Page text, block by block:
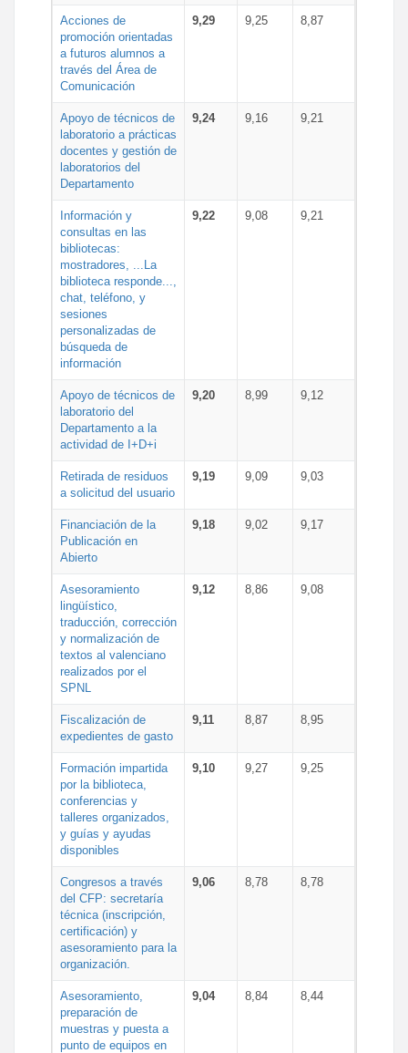
Acciones de
promoción orientadas
a futuros alumnos a
través del Área de
Comunicación
9,29 9,25 8,87
Apoyo de técnicos de
laboratorio a prácticas
docentes y gestión de
laboratorios del
Departamento
9,24 9,16 9,21
Información y
consultas en las
bibliotecas:
mostradores, ...La
biblioteca responde...,
chat, teléfono, y
sesiones
personalizadas de
búsqueda de
información
9,22 9,08 9,21
Apoyo de técnicos de
laboratorio del
Departamento a la
actividad de I+D+i
9,20 8,99 9,12
Retirada de residuos
a solicitud del usuario
9,19 9,09 9,03
Financiación de la
Publicación en
Abierto
9,18 9,02 9,17
Asesoramiento
lingüístico,
traducción, corrección
y normalización de
textos al valenciano
realizados por el
SPNL
9,12 8,86 9,08
Fiscalización de
expedientes de gasto
9,11 8,87 8,95
Formación impartida
por la biblioteca,
conferencias y
talleres organizados,
y guías y ayudas
disponibles
9,10 9,27 9,25
Congresos a través
del CFP: secretaría
técnica (inscripción,
certificación) y
asesoramiento para la
organización.
9,06 8,78 8,78
Asesoramiento,
preparación de
muestras y puesta a
punto de equipos en
9,04 8,84 8,44